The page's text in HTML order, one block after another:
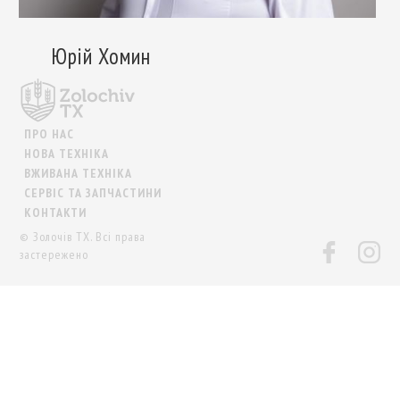
Юрій Хомин
ПРО НАС
НОВА ТЕХНІКА
ВЖИВАНА ТЕХНІКА
СЕРВІС ТА ЗАПЧАСТИНИ
КОНТАКТИ
© Золочів ТХ. Всі права
застережено